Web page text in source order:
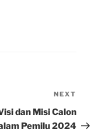
Post
NEXT
dan Misi Calon
Pemilu 2024